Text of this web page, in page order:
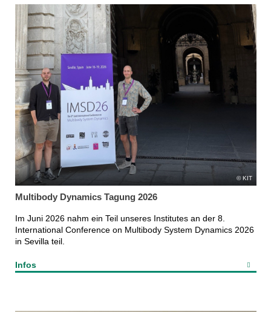
KIT
Multibody Dynamics Tagung 2026
Im Juni 2026 nahm ein Teil unseres Institutes an der 8.
International Conference on Multibody System Dynamics 2026
in Sevilla teil.
Infos